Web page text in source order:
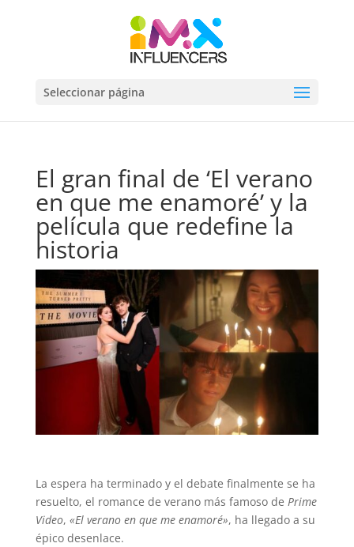
Seleccionar página
El gran final de ‘El verano
en que me enamoré’ y la
película que redefine la
historia
La espera ha terminado y el debate finalmente se ha
resuelto, el romance de verano más famoso de Prime
Video, «El verano en que me enamoré», ha llegado a su
épico desenlace.